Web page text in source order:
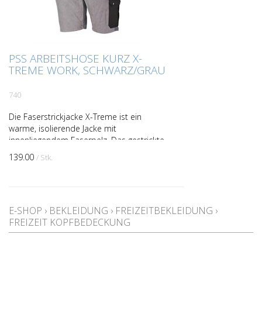
PSS ARBEITSHOSE KURZ X-
TREME WORK, SCHWARZ/GRAU
740
Die Faserstrickjacke X-Treme ist ein
warme, isolierende Jacke mit
innenliegendem Faserpelz. Das gestrickte
Aussenamterial verleit ein modernes
Design mit hoher Signalwirk...
139.00 / Stk.
E-SHOP › BEKLEIDUNG › FREIZEITBEKLEIDUNG ›
FREIZEIT KOPFBEDECKUNG